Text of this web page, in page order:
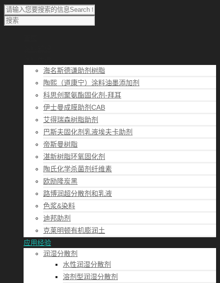
海名斯德谦助剂树脂
陶熙（道康宁）涂料油墨添加剂
科思创聚氨酯固化剂-拜耳
伊士曼成膜助剂CAB
艾得瑞森树脂助剂
巴斯夫固化剂乳液埃夫卡助剂
帝斯曼树脂
湛新树脂环氧固化剂
陶氏化学杀菌剂纤维素
欧励隆炭黑
路博润超分散剂和乳液
色浆&染料
迪邦助剂
克莱明顿有机膨润土
应用经验
润湿分散剂
水性润湿分散剂
溶剂型润湿分散剂